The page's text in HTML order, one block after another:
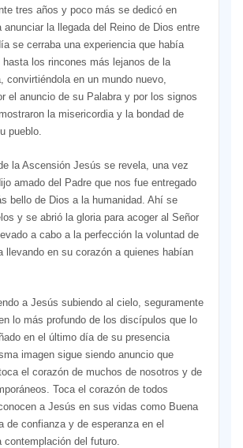
tres años y poco más se dedicó en
anunciar la llegada del Reino de Dios entre
se cerraba una experiencia que había
hasta los rincones más lejanos de la
convirtiéndola en un mundo nuevo,
el anuncio de su Palabra y por los signos
la misericordia y la bondad de
pueblo.
la Ascensión Jesús se revela, una vez
amado del Padre que nos fue entregado
bello de Dios a la humanidad. Ahí se
y se abrió la gloria para acoger al Señor
a cabo a la perfección la voluntad de
llevando en su corazón a quienes habían
a Jesús subiendo al cielo, seguramente
lo más profundo de los discípulos que lo
en el último día de su presencia
imagen sigue siendo anuncio que
el corazón de muchos de nosotros y de
Toca el corazón de todos
a Jesús en sus vidas como Buena
de confianza y de esperanza en el
del futuro.